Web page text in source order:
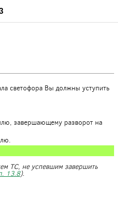
светофора Вы должны уступить
завершающему разворот на
ТС, не успевшим завершить
13.8).